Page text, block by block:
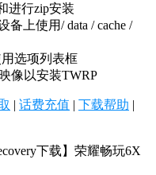
进行zip安装
上使用/ data / cache /
选项列表框
像以安装TWRP
| 话费充值 | 下载帮助 |
下载】荣耀畅玩6X